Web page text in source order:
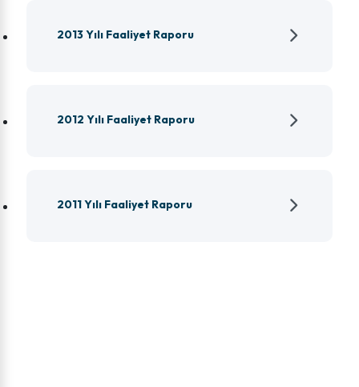
2013 Yılı Faaliyet Raporu
2012 Yılı Faaliyet Raporu
2011 Yılı Faaliyet Raporu